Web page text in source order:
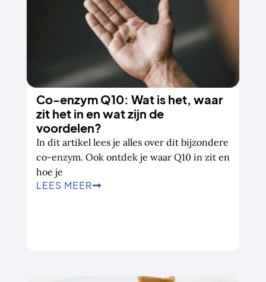
Co-enzym Q10: Wat is het, waar
zit het in en wat zijn de
voordelen?
In dit artikel lees je alles over dit bijzondere
co-enzym. Ook ontdek je waar Q10 in zit en
hoe je
LEES MEER